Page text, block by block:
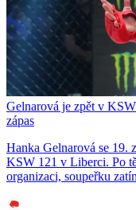
Gelnarová je zpět v
zápas
Hanka Gelnarová se 19.
KSW 121 v Liberci. Po
organizaci, soupeřku